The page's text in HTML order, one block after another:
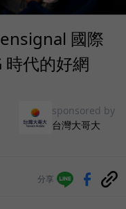
國際
時代的好網
sponsored by
台灣大哥大
分享